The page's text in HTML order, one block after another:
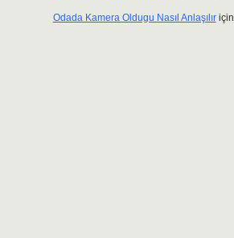
Odada Kamera Oldugu Nasıl Anlaşılıriçin